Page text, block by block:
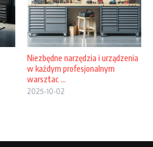
Niezbędne narzędzia i urządzenia
w każdym profesjonalnym
warsztac ...
2025-10-02